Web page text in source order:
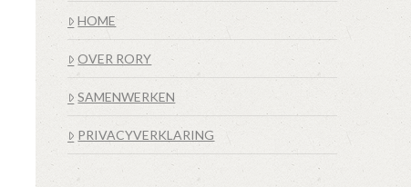
HOME
OVER RORY
SAMENWERKEN
PRIVACYVERKLARING